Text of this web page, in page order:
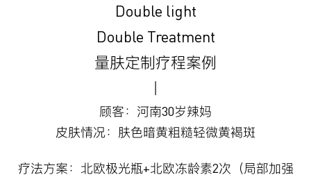
Double light
Double Treatment
量肤定制疗程案例
丨
顾客：河南30岁辣妈
皮肤情况：肤色暗黄粗糙轻微黄褐斑
疗法方案：北欧极光瓶+北欧冻龄素2次（局部加强